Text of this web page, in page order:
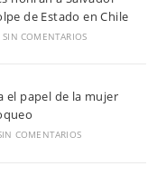
de Estado en Chile
SIN COMENTARIOS
el papel de la mujer
COMENTARIOS